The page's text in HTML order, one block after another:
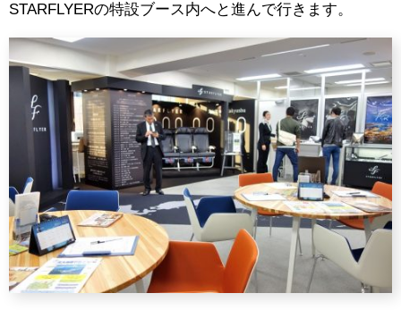
STARFLYERの特設ブース内へと進んで行きます。